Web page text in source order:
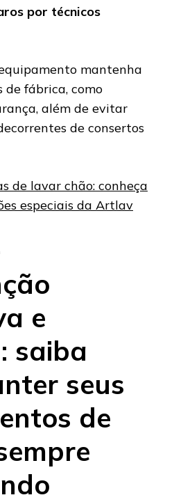
por técnicos
mantenha
de fábrica, como
além de evitar
de consertos
de lavar chão: conheça
especiais da Artlav
e
saiba
seus
de